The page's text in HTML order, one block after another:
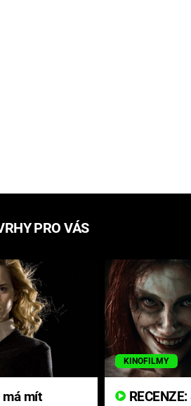
PRO VÁS
mít
KINOFILMY